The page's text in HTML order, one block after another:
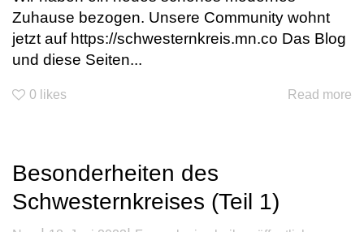
Zuhause bezogen. Unsere Community wohnt
jetzt auf https://schwesternkreis.mn.co Das Blog
und diese Seiten...
0 likes Read more
Besonderheiten des
Schwesternkreises (Teil 1)